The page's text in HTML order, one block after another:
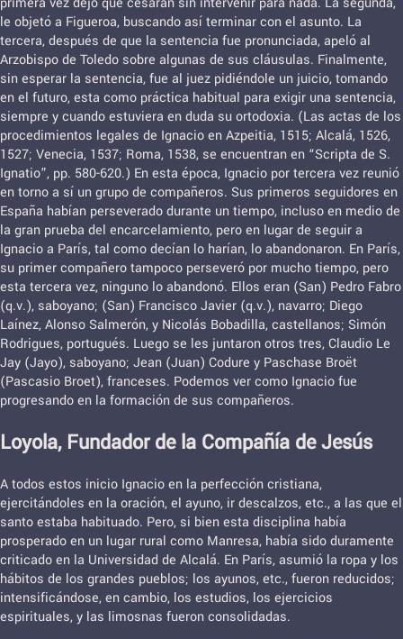
le objetó a Figueroa, buscando así terminar con el asunto. La
tercera, después de que la sentencia fue pronunciada, apeló al
Arzobispo de Toledo sobre algunas de sus cláusulas. Finalmente,
sin esperar la sentencia, fue al juez pidiéndole un juicio, tomando
en el futuro, esta como práctica habitual para exigir una sentencia,
siempre y cuando estuviera en duda su ortodoxia. (Las actas de los
procedimientos legales de Ignacio en Azpeitia, 1515; Alcalá, 1526,
1527; Venecia, 1537; Roma, 1538, se encuentran en “Scripta de S.
Ignatio”, pp. 580-620.) En esta época, Ignacio por tercera vez reunió
en torno a sí un grupo de compañeros. Sus primeros seguidores en
España habían perseverado durante un tiempo, incluso en medio de
la gran prueba del encarcelamiento, pero en lugar de seguir a
Ignacio a París, tal como decían lo harían, lo abandonaron. En París,
su primer compañero tampoco perseveró por mucho tiempo, pero
esta tercera vez, ninguno lo abandonó. Ellos eran (San) Pedro Fabro
(q.v.), saboyano; (San) Francisco Javier (q.v.), navarro; Diego
Laínez, Alonso Salmerón, y Nicolás Bobadilla, castellanos; Simón
Rodrigues, portugués. Luego se les juntaron otros tres, Claudio Le
Jay (Jayo), saboyano; Jean (Juan) Codure y Paschase Broët
(Pascasio Broet), franceses. Podemos ver como Ignacio fue
progresando en la formación de sus compañeros.
Loyola, Fundador de la Compañía de Jesús
A todos estos inicio Ignacio en la perfección cristiana,
ejercitándoles en la oración, el ayuno, ir descalzos, etc., a las que el
santo estaba habituado. Pero, si bien esta disciplina había
prosperado en un lugar rural como Manresa, había sido duramente
criticado en la Universidad de Alcalá. En París, asumió la ropa y los
hábitos de los grandes pueblos; los ayunos, etc., fueron reducidos;
intensificándose, en cambio, los estudios, los ejercicios
espirituales, y las limosnas fueron consolidadas.